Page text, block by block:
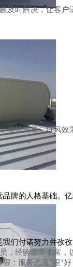
及时解决，让客户
维护简单，排风效
，经验非常丰富，
：服务态度"狠"
牌的人格基础。
们付诸努力并孜